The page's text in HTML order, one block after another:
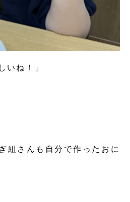
いね！」
組さんも自分で作ったおに